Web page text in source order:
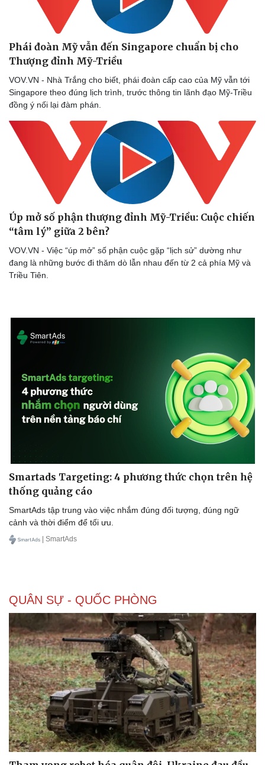
Lịch thi đấu bóng đá
Thế giới thể thao
Hậu trường
Xe máy
Tư vấn
Phái đoàn Mỹ vẫn đến Singapore chuẩn bị cho
Thượng đỉnh Mỹ-Triều
VOV.VN - Nhà Trắng cho biết, phái đoàn cấp cao của Mỹ vẫn tới
Singapore theo đúng lịch trình, trước thông tin lãnh đạo Mỹ-Triều
đồng ý nối lại đàm phán.
Úp mở số phận thượng đỉnh Mỹ-Triều: Cuộc chiến
“tâm lý” giữa 2 bên?
VOV.VN - Việc “úp mở” số phận cuộc gặp “lịch sử” dường như
đang là những bước đi thăm dò lẫn nhau đến từ 2 cả phía Mỹ và
Triều Tiên.
Smartads Targeting: 4 phương thức chọn trên hệ
thống quảng cáo
SmartAds tập trung vào việc nhắm đúng đối tượng, đúng ngữ
cảnh và thời điểm để tối ưu.
| SmartAds
QUÂN SỰ - QUỐC PHÒNG